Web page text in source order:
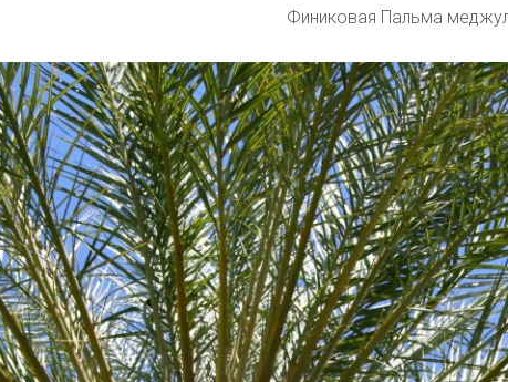
Финиковая Пальма